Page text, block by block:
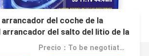
del coche de la
arrancador del salto del litio de la
4000mAh
Precio：To be negotiated